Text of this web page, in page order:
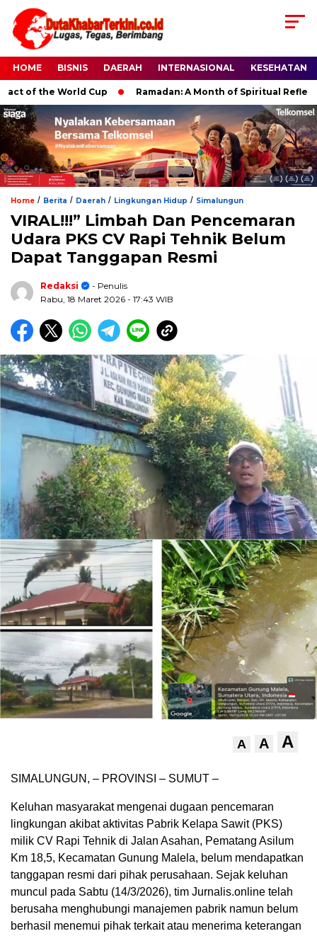
HOME BISNIS DAERAH INTERNASIONAL KESEHATAN
the World Cup Ramadan: A Month of Spiritual Reflection,
Home / Berita / Daerah / Lingkungan Hidup / Simalungun
VIRAL!!!” Limbah Dan Pencemaran
Udara PKS CV Rapi Tehnik Belum
Dapat Tanggapan Resmi
Redaksi
- Penulis
Rabu, 18 Maret 2026 - 17:43 WIB
A A A
SIMALUNGUN, – PROVINSI – SUMUT –
Keluhan masyarakat mengenai dugaan pencemaran
lingkungan akibat aktivitas Pabrik Kelapa Sawit (PKS)
milik CV Rapi Tehnik di Jalan Asahan, Pematang Asilum
Km 18,5, Kecamatan Gunung Malela, belum mendapatkan
tanggapan resmi dari pihak perusahaan. Sejak keluhan
muncul pada Sabtu (14/3/2026), tim Jurnalis.online telah
berusaha menghubungi manajemen pabrik namun belum
berhasil menemui pihak terkait atau menerima keterangan